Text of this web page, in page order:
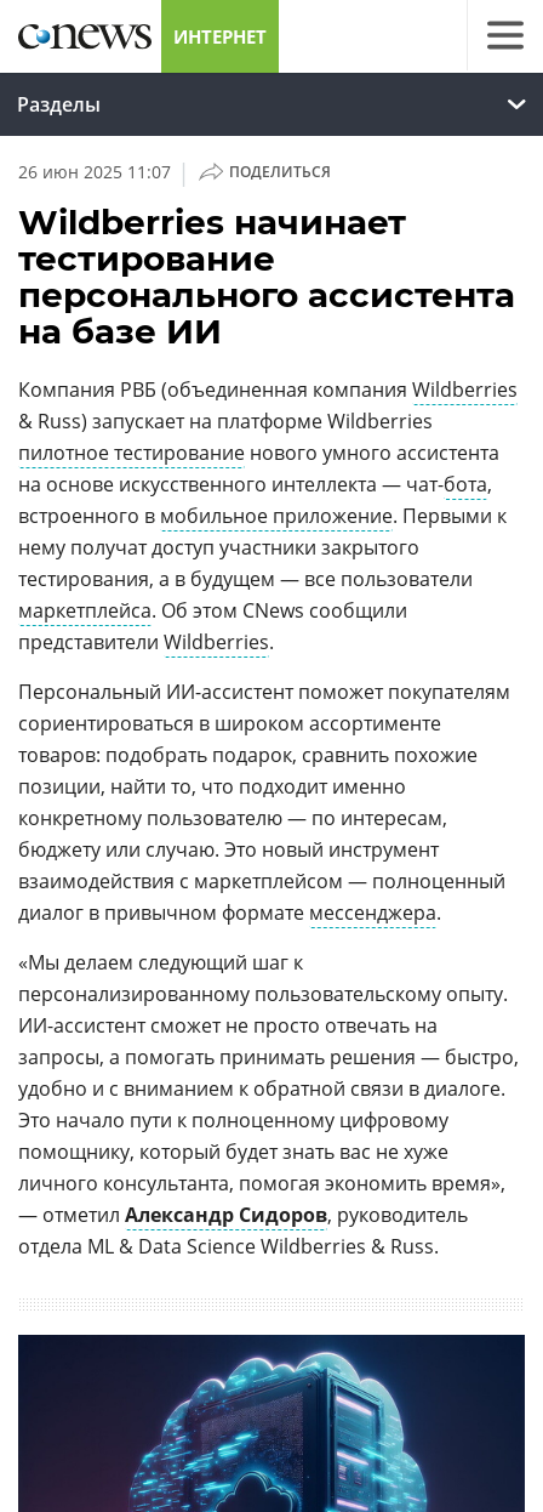
ИНТЕРНЕТ
Разделы
26 июн 2025 11:07 | ПОДЕЛИТЬСЯ
Wildberries начинает
тестирование
персонального ассистента
на базе ИИ
Компания РВБ (объединенная компания Wildberries
& Russ) запускает на платформе Wildberries
пилотное тестирование нового умного ассистента
на основе искусственного интеллекта — чат-бота,
встроенного в мобильное приложение. Первыми к
нему получат доступ участники закрытого
тестирования, а в будущем — все пользователи
маркетплейса. Об этом CNews сообщили
представители Wildberries.
Персональный ИИ-ассистент поможет покупателям
сориентироваться в широком ассортименте
товаров: подобрать подарок, сравнить похожие
позиции, найти то, что подходит именно
конкретному пользователю — по интересам,
бюджету или случаю. Это новый инструмент
взаимодействия с маркетплейсом — полноценный
диалог в привычном формате мессенджера.
«Мы делаем следующий шаг к
персонализированному пользовательскому опыту.
ИИ-ассистент сможет не просто отвечать на
запросы, а помогать принимать решения — быстро,
удобно и с вниманием к обратной связи в диалоге.
Это начало пути к полноценному цифровому
помощнику, который будет знать вас не хуже
личного консультанта, помогая экономить время»,
— отметил Александр Сидоров, руководитель
отдела ML & Data Science Wildberries & Russ.